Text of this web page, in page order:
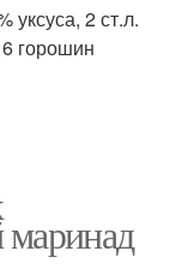
уксуса, 2 ст.л.
6 горошин
маринад